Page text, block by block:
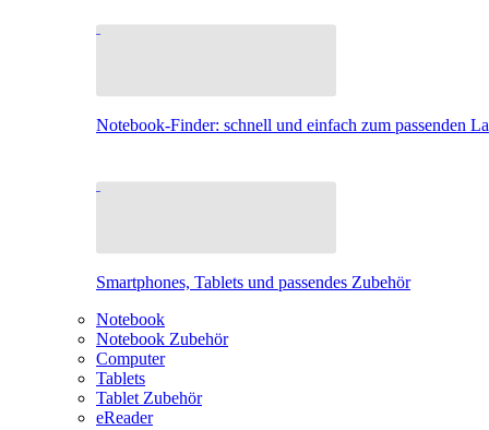
Notebook-Finder: schnell und einfach zum passenden
Smartphones, Tablets und passendes Zubehör
Notebook
Notebook Zubehör
Computer
Tablets
Tablet Zubehör
eReader